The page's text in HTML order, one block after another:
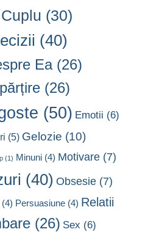
Cuplu (30)
(40)
Ea(26)
(26)
(50) Emotii (6)
(5) Gelozie (10)
(1) Minuni (4) Motivare (7)
(40) Obsesie (7)
(4) Persuasiune (4) Relatii
(26) Sex (6)